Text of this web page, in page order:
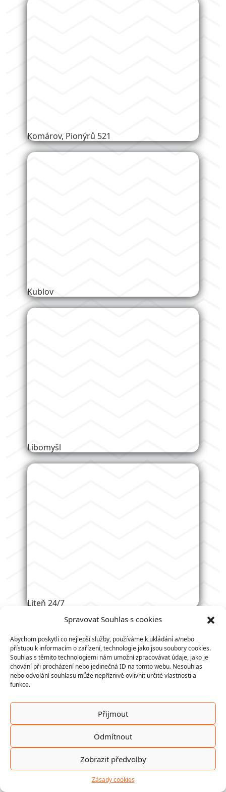
Spravovat Souhlas s cookies
Abychom poskytli co nejlepší služby, používáme k ukládání a/nebo
přístupu k informacím o zařízení, technologie jako jsou soubory cookies.
Souhlas s těmito technologiemi nám umožní zpracovávat údaje, jako je
chování při procházení nebo jedinečná ID na tomto webu. Nesouhlas
nebo odvolání souhlasu může nepříznivě ovlivnit určité vlastnosti a
funkce.
Přijmout
Odmítnout
Zobrazit předvolby
Zásady cookies
Lochovice 63